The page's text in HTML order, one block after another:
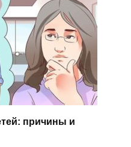
причины и